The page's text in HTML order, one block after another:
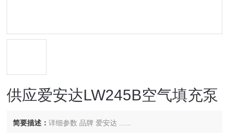
供应爱安达LW245B空气填充泵
简要描述：详细参数 品牌 爱安达 ......